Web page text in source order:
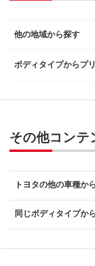
他の地域から探す
ボディタイプからプ
その他コンテ
トヨタの他の車種か
同じボディタイプか